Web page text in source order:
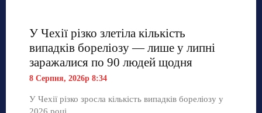
У Чехії різко злетіла кількість
випадків бореліозу — лише у липні
заражалися по 90 людей щодня
8 Серпня, 2026р 8:34
У Чехії різко зросла кількість випадків бореліозу у